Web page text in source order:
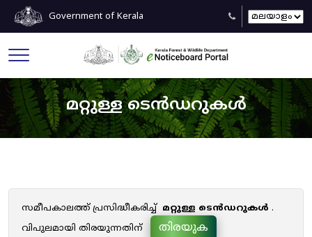
Government of Kerala
മറ്റുള്ള ടെൻഡറുകൾ
സമീപകാലത്ത് പ്രസിദ്ധീകരിച്ച് മറ്റുള്ള ടെൻഡറുകൾ .
വിപുലമായി തിരയുന്നതിന്
തിരയുക